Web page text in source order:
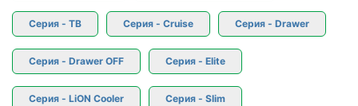
Серия - TB Серия - Cruise Серия - Drawer
Серия - Drawer OFF Серия - Elite
Серия - LiON Cooler Серия - Slim